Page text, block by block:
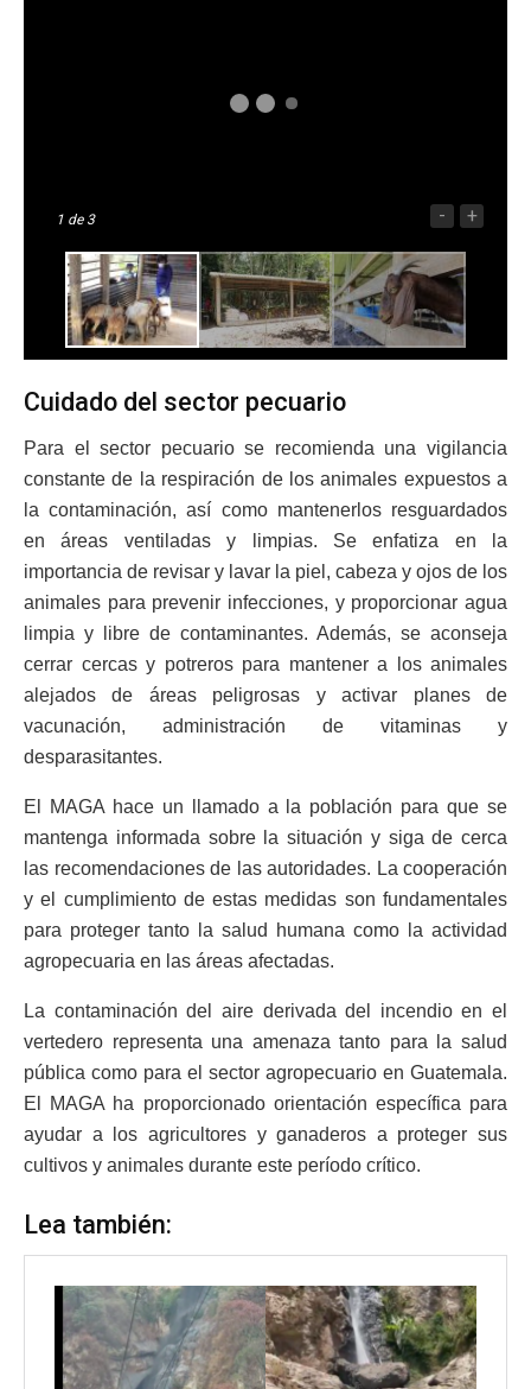
1 de 3 - +
Cuidado del sector pecuario
Para el sector pecuario se recomienda una vigilancia
constante de la respiración de los animales expuestos a
la contaminación, así como mantenerlos resguardados
en áreas ventiladas y limpias. Se enfatiza en la
importancia de revisar y lavar la piel, cabeza y ojos de los
animales para prevenir infecciones, y proporcionar agua
limpia y libre de contaminantes. Además, se aconseja
cerrar cercas y potreros para mantener a los animales
alejados de áreas peligrosas y activar planes de
vacunación, administración de vitaminas y
desparasitantes.
El MAGA hace un llamado a la población para que se
mantenga informada sobre la situación y siga de cerca
las recomendaciones de las autoridades. La cooperación
y el cumplimiento de estas medidas son fundamentales
para proteger tanto la salud humana como la actividad
agropecuaria en las áreas afectadas.
La contaminación del aire derivada del incendio en el
vertedero representa una amenaza tanto para la salud
pública como para el sector agropecuario en Guatemala.
El MAGA ha proporcionado orientación específica para
ayudar a los agricultores y ganaderos a proteger sus
cultivos y animales durante este período crítico.
Lea también: